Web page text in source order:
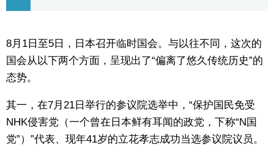
视觉日本
8月1日至5日，日本召开临时国会。与以往不同，这次的
国会从以下两个方面，呈现出了“偏离了悠久传统历史”的
态势。
其一，在7月21日举行的参议院选举中，“保护国民免受
NHK侵害党（一个曾在日本鲜有耳闻的政党，下称“N国
党”）”代表、现年41岁的立花孝志成功当选参议院议员。